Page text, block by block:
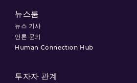
뉴스룸
뉴스 기사
언론 문의
Human Connection Hub
투자자 관계